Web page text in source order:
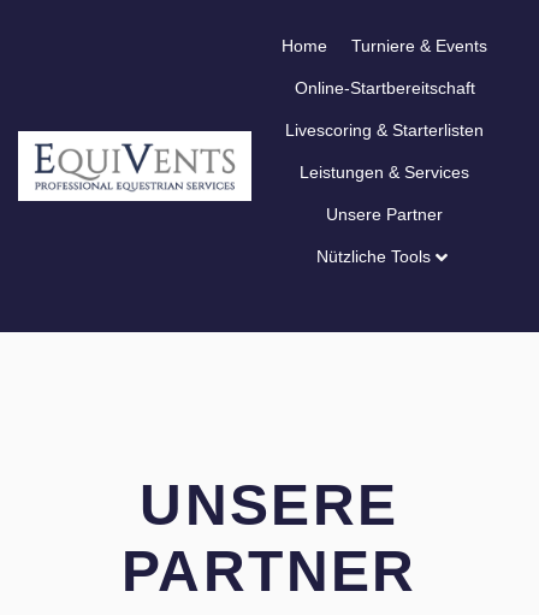
Home Turniere & Events
Online-Startbereitschaft
Livescoring & Starterlisten
Leistungen & Services
Unsere Partner
Nützliche Tools
UNSERE
PARTNER